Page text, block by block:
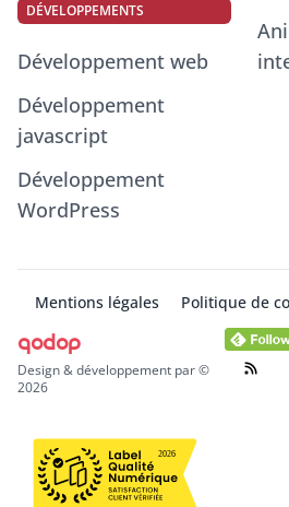
DÉVELOPPEMENTS
Développement web
Développement
javascript
Développement
WordPress
Mentions légales Politique de
qodop
Design & développement par ©
2026